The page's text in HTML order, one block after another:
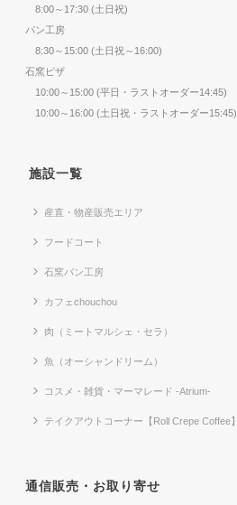
8:00～17:30 (土日祝)
パン工房
8:30～15:00 (土日祝～16:00)
石窯ピザ
10:00～15:00 (平日・ラストオーダー14:45)
10:00～16:00 (土日祝・ラストオーダー15:45)
施設一覧
産直・物産販売エリア
フードコート
石窯パン工房
カフェchouchou
肉（ミートマルシェ・セラ）
魚（オーシャンドリーム）
コスメ・雑貨・マーマレード -Atrium-
テイクアウトコーナー【Roll Crepe Coffee】
通信販売・お取り寄せ